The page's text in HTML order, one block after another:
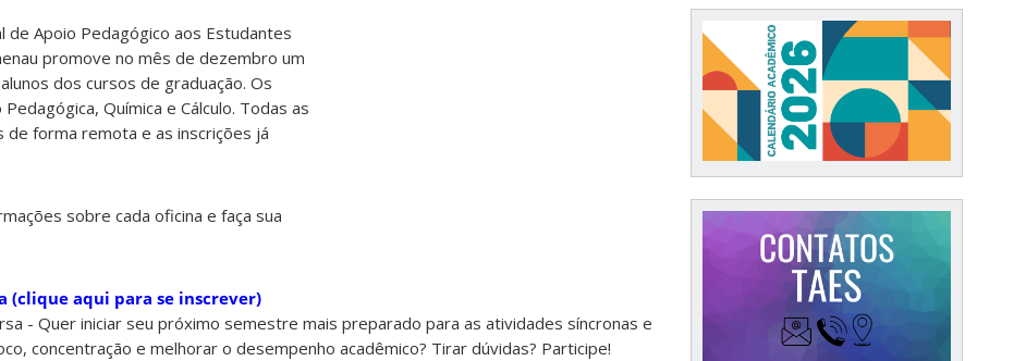
de Apoio Pedagógico aos Estudantes
promove no mês de dezembro um
dos cursos de graduação. Os
Química e Cálculo. Todas as
de forma remota e as inscrições já
sobre cada oficina e faça sua
(clique aqui para se inscrever)
- Quer iniciar seu próximo semestre mais preparado para as atividades síncronas e
concentração e melhorar o desempenho acadêmico? Tirar dúvidas? Participe!